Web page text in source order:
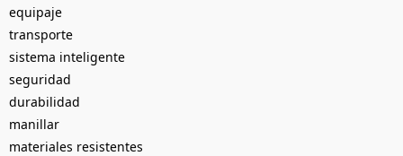
equipaje
transporte
sistema inteligente
seguridad
durabilidad
manillar
materiales resistentes